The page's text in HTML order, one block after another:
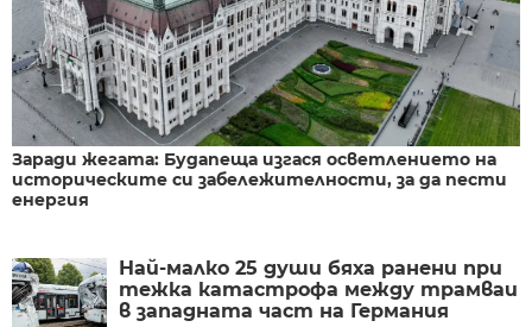
Заради жегата: Будапеща изгася осветлението на
историческите си забележителности, за да пести
енергия
Най-малко 25 души бяха ранени при
тежка катастрофа между трамваи
в западната част на Германия